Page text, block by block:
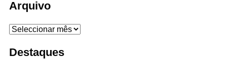
Arquivo
Arquivo
Destaques